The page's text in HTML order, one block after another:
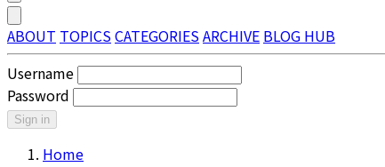
ABOUT TOPICSCATEGORIESARCHIVE BLOG HUB
Username
Password
Sign in
Home